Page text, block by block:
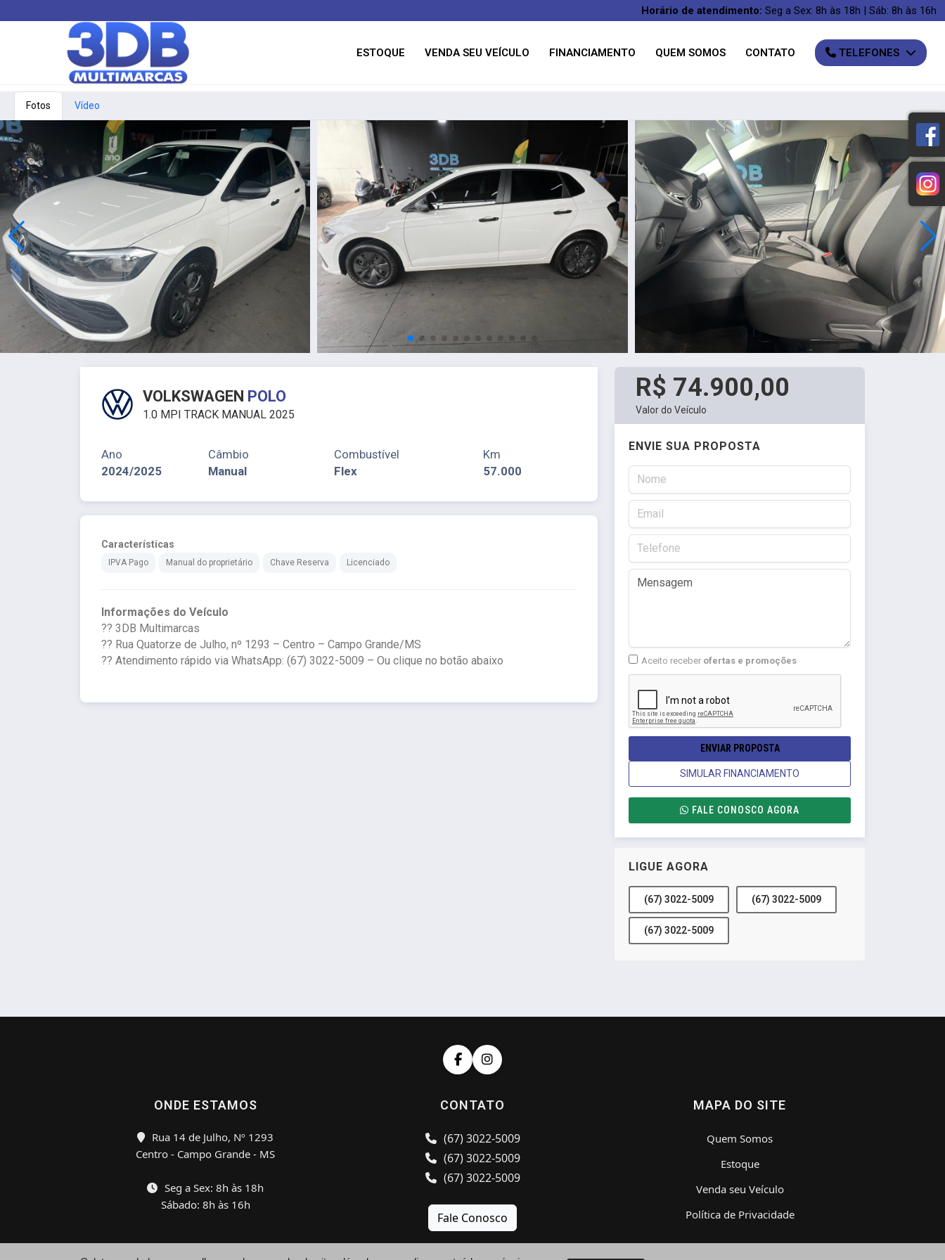
Horário de atendimento: Seg a Sex: 8h às 18h | Sáb: 8h às 16h
ESTOQUE VENDA SEU VEÍCULO FINANCIAMENTO QUEM SOMOS CONTATO TELEFONES
Fotos Vídeo
VOLKSWAGEN POLO
1.0 MPI TRACK MANUAL 2025
Ano
2024/2025
Câmbio
Manual
Combustível
Flex
Km
57.000
Características
IPVA Pago Manual do proprietário Chave Reserva Licenciado
Informações do Veículo
?? 3DB Multimarcas
?? Rua Quatorze de Julho, nº 1293 – Centro – Campo Grande/MS
?? Atendimento rápido via WhatsApp: (67) 3022-5009 – Ou clique no botão abaixo
R$ 74.900,00
Valor do Veículo
ENVIE SUA PROPOSTA
Aceito receber ofertas e promoções
ENVIAR PROPOSTA
SIMULAR FINANCIAMENTO
FALE CONOSCO AGORA
LIGUE AGORA
(67) 3022-5009 (67) 3022-5009
(67) 3022-5009
ONDE ESTAMOS
Rua 14 de Julho, Nº 1293
Centro - Campo Grande - MS
Seg a Sex: 8h às 18h
Sábado: 8h às 16h
CONTATO
(67) 3022-5009
(67) 3022-5009
(67) 3022-5009
Fale Conosco
MAPA DO SITE
Quem Somos
Estoque
Venda seu Veículo
Política de Privacidade